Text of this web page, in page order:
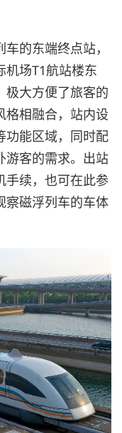
的东端终点站，
机场T1航站楼东
极大方便了旅客的
格相融合，站内设
功能区域，同时配
游客的需求。出站
手续，也可在此参
察磁浮列车的车体